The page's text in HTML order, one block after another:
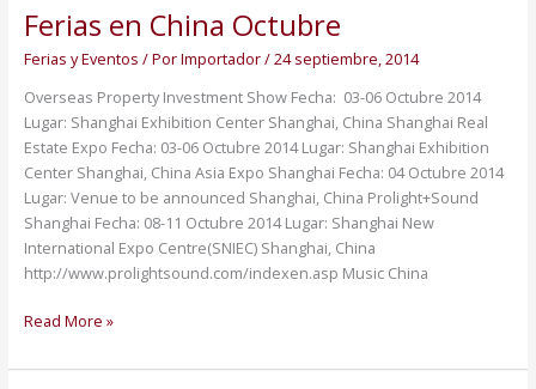
Ferias en China Octubre
Ferias y Eventos / PorImportador/24 septiembre, 2014
Overseas Property Investment Show Fecha: 03-06 Octubre 2014
Lugar: Shanghai Exhibition Center Shanghai, China Shanghai Real
Estate Expo Fecha: 03-06 Octubre 2014 Lugar: Shanghai Exhibition
Center Shanghai, China Asia Expo Shanghai Fecha: 04 Octubre 2014
Lugar: Venue to be announced Shanghai, China Prolight+Sound
Shanghai Fecha: 08-11 Octubre 2014 Lugar: Shanghai New
International Expo Centre(SNIEC) Shanghai, China
http://www.prolightsound.com/indexen.asp Music China
Ferias
en
China
Octubre
Read More »